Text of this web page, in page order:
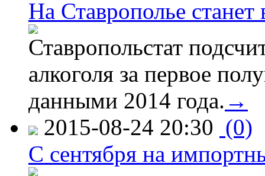
На Ставрополье
Ставропольстат
алкоголя за первое
данными 2014 года. →
2015-08-24 20:30 (0)
C сентября на